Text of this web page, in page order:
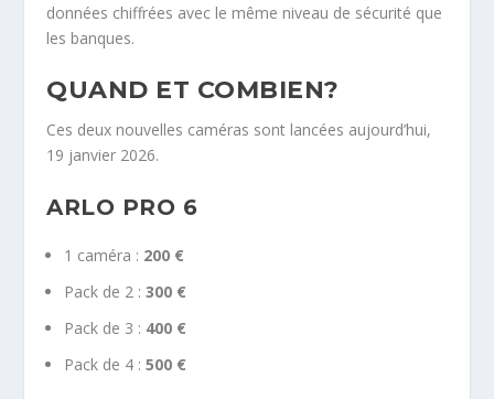
données chiffrées avec le même niveau de sécurité que
les banques.
QUAND ET COMBIEN?
Ces deux nouvelles caméras sont lancées aujourd’hui,
19 janvier 2026.
ARLO PRO 6
1 caméra : 200 €
Pack de 2 :300 €
Pack de 3 : 400 €
Pack de 4 :500 €